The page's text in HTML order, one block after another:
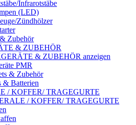
Infrarotstäbe
(LED)
Zündhölzer
Zubehör
& ZUBEHÖR
& ZUBEHÖR anzeigen
PMR
& Zubehör
& Batterien
/ KOFFER/ TRAGEGURTE
/ KOFFER/ TRAGEGURTE